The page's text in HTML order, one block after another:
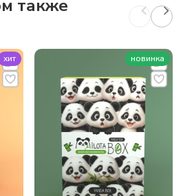
также
хит новинка